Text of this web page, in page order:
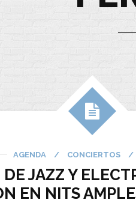
AGENDA / CONCIERTOS /
JAZZ Y
EN NITS